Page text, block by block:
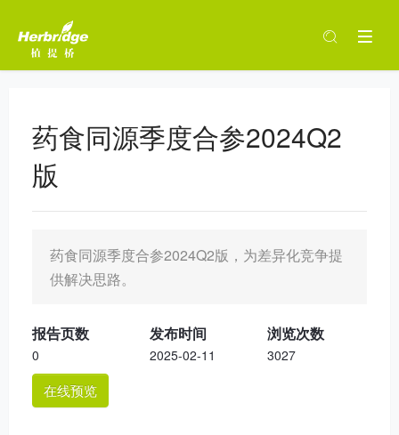
药食同源季度合参2024Q2
版
药食同源季度合参2024Q2版，为差异化竞争提
供解决思路。
报告页数
0
发布时间
2025-02-11
浏览次数
3027
在线预览